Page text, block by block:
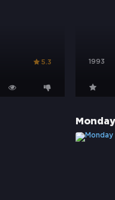
5.3 1993
Monday